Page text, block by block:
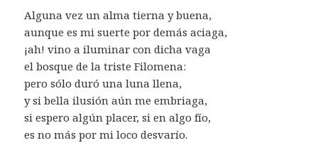
Alguna vez un alma tierna y buena,
aunque es mi suerte por demás aciaga,
¡ah! vino a iluminar con dicha vaga
el bosque de la triste Filomena:
pero sólo duró una luna llena,
y si bella ilusión aún me embriaga,
si espero algún placer, si en algo fío,
es no más por mi loco desvarío.